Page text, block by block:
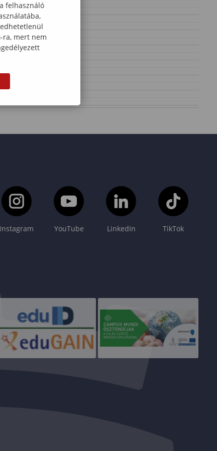
Instagram YouTube LinkedIn TikTok
felhasználó
ra, mert nem